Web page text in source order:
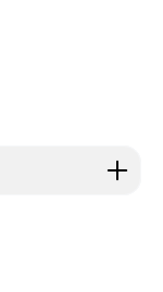
Wert